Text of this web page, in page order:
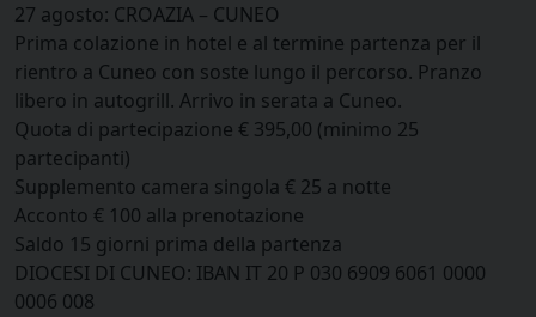
27 agosto: CROAZIA – CUNEO
Prima colazione in hotel e al termine partenza per il
rientro a Cuneo con soste lungo il percorso. Pranzo
libero in autogrill. Arrivo in serata a Cuneo.
Quota di partecipazione € 395,00 (minimo 25
partecipanti)
Supplemento camera singola € 25 a notte
Acconto € 100 alla prenotazione
Saldo 15 giorni prima della partenza
DIOCESI DI CUNEO: IBAN IT 20 P 030 6909 6061 0000
0006 008